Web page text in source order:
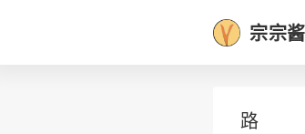
宗宗酱
路